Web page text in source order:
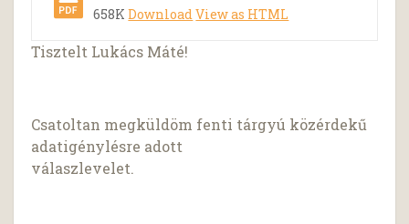
658KDownloadView as HTML
Tisztelt Lukács Máté!
Csatoltan megküldöm fenti tárgyú közérdekű
adatigénylésre adott
válaszlevelet.